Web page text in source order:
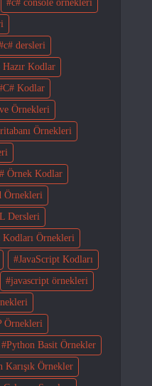
c# console örnekleri
c# dersleri
Hazır Kodlar
C# Kodlar
Örnekleri
Örnekleri
Örnek Kodlar
Örnekleri
Dersleri
Örnekleri
JavaScript Kodları
javascript örnekleri
Örnekleri
Python Basit Örnekler
Karışık Örnekler